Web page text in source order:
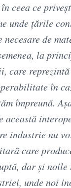
ceea ce
unde ţările
de
la
care
în
împreună.
această
industrie nu
care
dar şi
unde noi